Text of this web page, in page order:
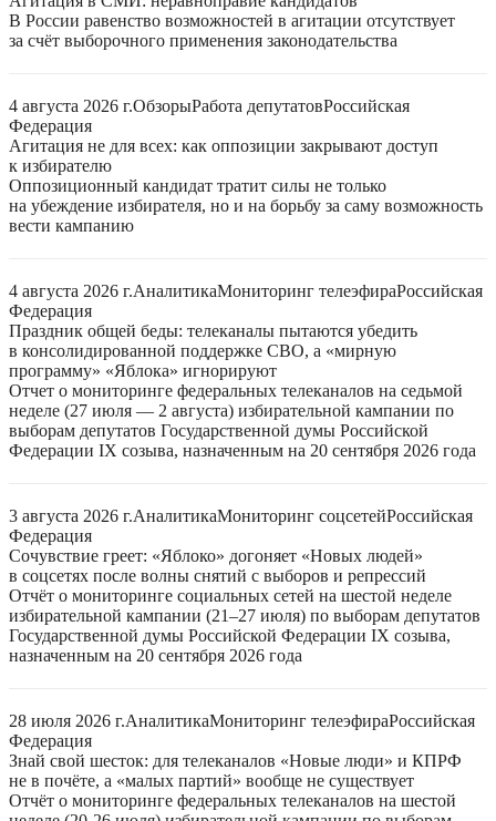
В России равенство возможностей в агитации отсутствует
за счёт выборочного применения законодательства
4 августа 2026 г.ОбзорыРабота депутатовРоссийская
Федерация
Агитация не для всех: как оппозиции закрывают доступ
к избирателю
Оппозиционный кандидат тратит силы не только
на убеждение избирателя, но и на борьбу за саму возможность
вести кампанию
4 августа 2026 г.АналитикаМониторинг телеэфираРоссийская
Федерация
Праздник общей беды: телеканалы пытаются убедить
в консолидированной поддержке СВО, а «мирную
программу» «Яблока» игнорируют
Отчет о мониторинге федеральных телеканалов на седьмой
неделе (27 июля — 2 августа) избирательной кампании по
выборам депутатов Государственной думы Российской
Федерации IX созыва, назначенным на 20 сентября 2026 года
3 августа 2026 г.АналитикаМониторинг соцсетейРоссийская
Федерация
Сочувствие греет: «Яблоко» догоняет «Новых людей»
в соцсетях после волны снятий с выборов и репрессий
Отчёт о мониторинге социальных сетей на шестой неделе
избирательной кампании (21–27 июля) по выборам депутатов
Государственной думы Российской Федерации IX созыва,
назначенным на 20 сентября 2026 года
28 июля 2026 г.АналитикаМониторинг телеэфираРоссийская
Федерация
Знай свой шесток: для телеканалов «Новые люди» и КПРФ
не в почёте, а «малых партий» вообще не существует
Отчёт о мониторинге федеральных телеканалов на шестой